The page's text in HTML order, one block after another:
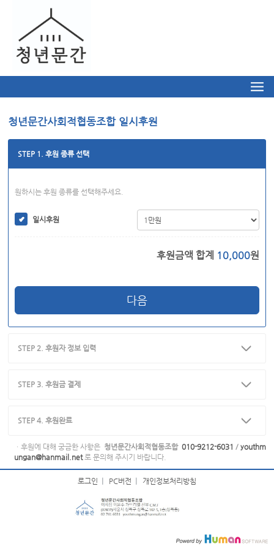
청년문간사회적협동조합 일시후원
STEP 1. 후원 종류 선택
원하시는 후원 종류를 선택해주세요.
일시후원
후원금액 합계 10,000원
다음
STEP 2. 후원자 정보 입력
STEP 3. 후원금 결제
STEP 4. 후원완료
ㆍ후원에 대해 궁금한 사항은 청년문간사회적협동조합010-9212-6031 /youthm
ungan@hanmail.net로 문의해 주시기 바랍니다.
로그인 PC버전 개인정보처리방침